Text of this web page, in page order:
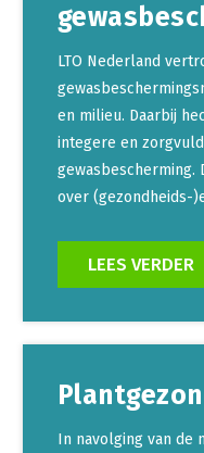
LTO Nederland
en milieu. Daarbij
integere en
gewasbescherming.
over (gezondheids-
LEES VERDER
In navolging van de